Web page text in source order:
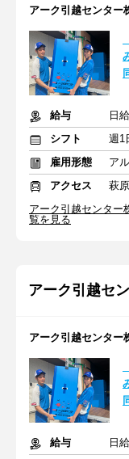
アーク引越センター
給与
日
シフト
週1
雇用形態
ア
アクセス
萩
アーク引越センタ
覧を見る
アーク引越セ
アーク引越センタ
給与
日